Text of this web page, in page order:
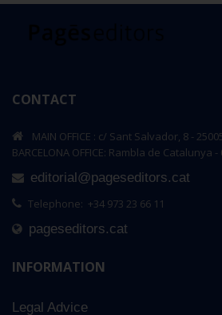
CONTACT
MAIN OFFICE : c/ Sant Salvador, 8 -
BARCELONA OFFICE: Rambla de Catalunya -
editorial@pageseditors.cat
Telephone: +34 973 23 66 11
pageseditors.cat
INFORMATION
Legal Advice